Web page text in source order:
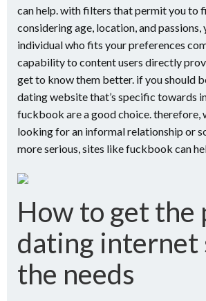
can help. with filters that permit you to
considering age, location, and passions,
individual who fits your preferences
capability to content users directly
get to know them better. if you should
dating website that’s specific towards
fuckbook are a good choice. therefore,
looking for an informal relationship or
more serious, sites like fuckbook can
How to get the
dating internet
the needs